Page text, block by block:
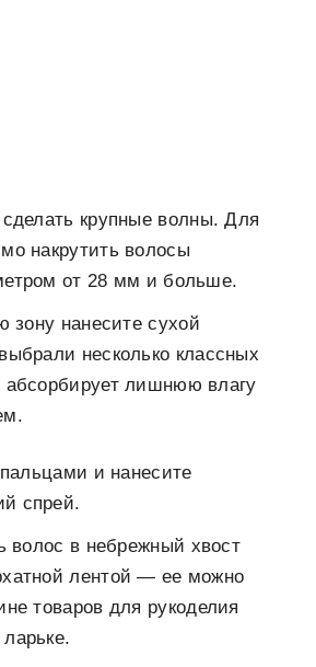
крупные волны. Для
накрутить волосы
от 28 мм и больше.
зону нанесите сухой
несколько классных
абсорбирует лишнюю влагу
и нанесите
спрей.
волос в небрежный хвост
лентой — ее можно
товаров для рукоделия